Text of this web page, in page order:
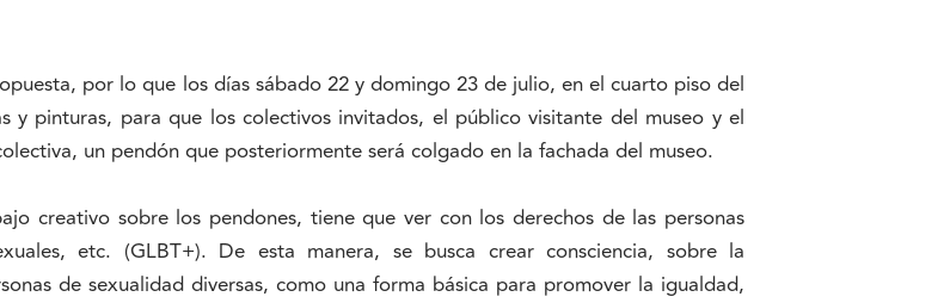
por lo que los días sábado 22 y domingo 23 de julio, en el cuarto piso del
y pinturas, para que los colectivos invitados, el público visitante del museo y el
un pendón que posteriormente será colgado en la fachada del museo.
creativo sobre los pendones, tiene que ver con los derechos de las personas
etc. (GLBT+). De esta manera, se busca crear consciencia, sobre la
de sexualidad diversas, como una forma básica para promover la igualdad,